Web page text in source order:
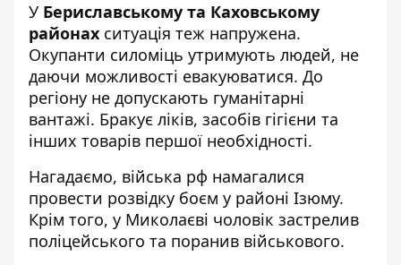
У Бериславському та Каховському
районах ситуація теж напружена.
Окупанти силоміць утримують людей, не
даючи можливості евакуюватися. До
регіону не допускають гуманітарні
вантажі. Бракує ліків, засобів гігієни та
інших товарів першої необхідності.
Нагадаємо, війська рф намагалися
провести розвідку боєм у районі Ізюму.
Крім того, у Миколаєві чоловік застрелив
поліцейського та поранив військового.